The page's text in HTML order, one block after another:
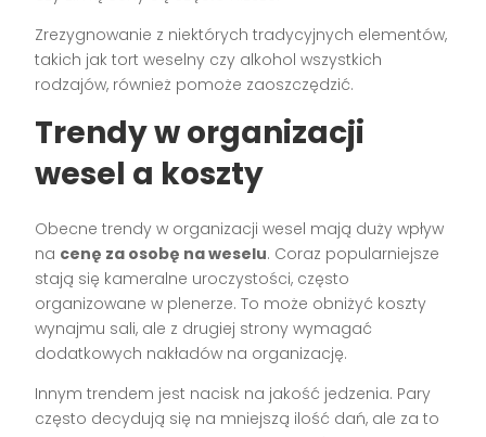
Zrezygnowanie z niektórych tradycyjnych elementów,
takich jak tort weselny czy alkohol wszystkich
rodzajów, również pomoże zaoszczędzić.
Trendy w organizacji
wesel a koszty
Obecne trendy w organizacji wesel mają duży wpływ
na cenę za osobę na weselu. Coraz popularniejsze
stają się kameralne uroczystości, często
organizowane w plenerze. To może obniżyć koszty
wynajmu sali, ale z drugiej strony wymagać
dodatkowych nakładów na organizację.
Innym trendem jest nacisk na jakość jedzenia. Pary
często decydują się na mniejszą ilość dań, ale za to